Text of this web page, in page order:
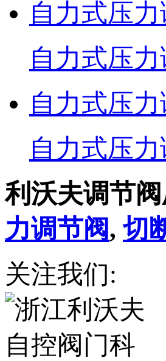
自力式压
自力式压
自力式压
自力式压
利沃夫调节
力调节阀,切
关注我们: